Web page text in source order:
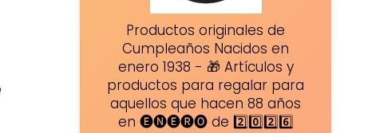
Productos originales de
Cumpleaños Nacidos en
enero 1938 - 🎁 Artículos y
productos para regalar para
aquellos que hacen 88 años
en 🅔🅝🅔🅡🅞 de 2️⃣0️⃣2️⃣6️⃣